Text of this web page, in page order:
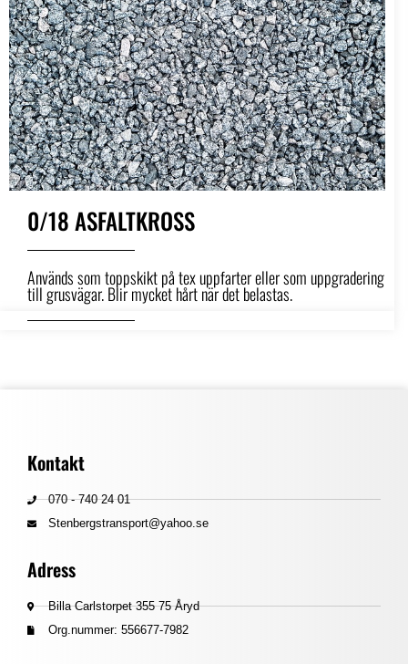
0/18 ASFALTKROSS
Används som toppskikt på tex uppfarter eller som uppgradering
till grusvägar. Blir mycket hårt när det belastas.
Kontakt
070 - 740 24 01
Stenbergstransport@yahoo.se
Adress
Billa Carlstorpet 355 75 Åryd
Org.nummer: 556677-7982